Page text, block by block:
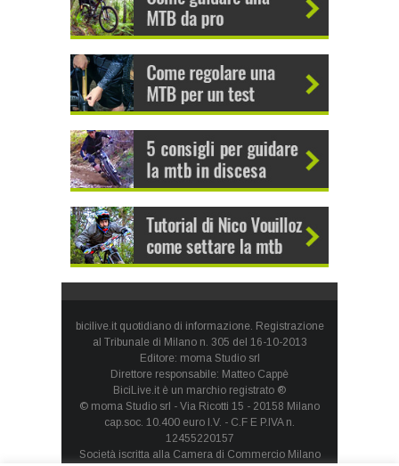
bicilive.it quotidiano di informazione. Registrazione
al Tribunale di Milano n. 305 del 16-10-2013
Editore: moma Studio srl
Direttore responsabile: Matteo Cappè
BiciLive.it è un marchio registrato ®
© moma Studio srl - Via Ricotti 15 - 20158 Milano
cap.soc. 10.400 euro I.V. - C.F E P.IVA n.
12455220157
Società iscritta alla Camera di Commercio Milano